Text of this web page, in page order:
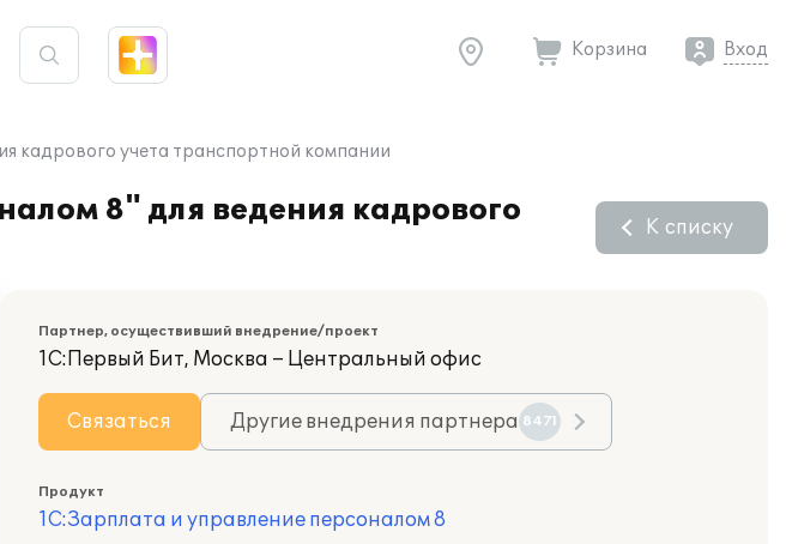
Корзина Вход
кадрового учета транспортной компании
8" для ведения кадрового
К списку
Партнер, осуществивший внедрение/проект
1С:Первый Бит, Москва – Центральный офис
Связаться Другие внедрения партнера 8471
Продукт
1С:Зарплата и управление персоналом 8